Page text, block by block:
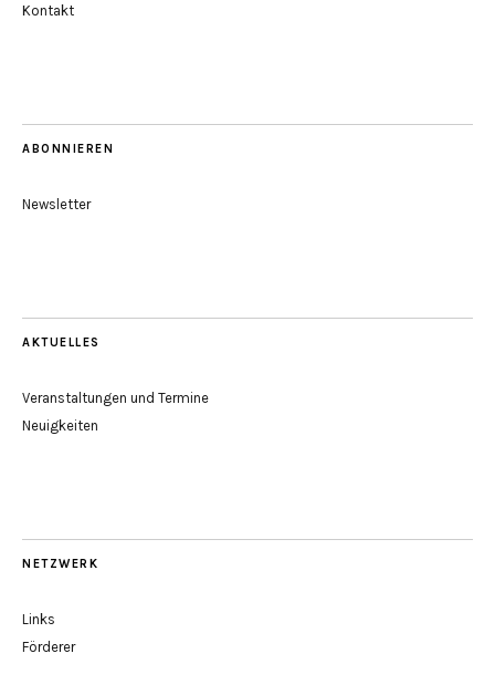
Kontakt
ABONNIEREN
Newsletter
AKTUELLES
Veranstaltungen und Termine
Neuigkeiten
NETZWERK
Links
Förderer